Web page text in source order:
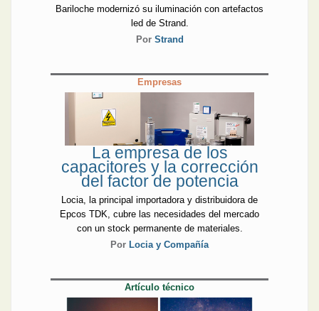
Bariloche modernizó su iluminación con artefactos
led de Strand.
Por Strand
Empresas
La empresa de los
capacitores y la corrección
del factor de potencia
Locia, la principal importadora y distribuidora de
Epcos TDK, cubre las necesidades del mercado
con un stock permanente de materiales.
Por Locia y Compañía
Artículo técnico